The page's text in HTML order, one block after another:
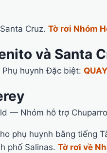
Cruz. Tờ rơi Nhóm
và Santa
huynh Đặc biệt: QUAY
— Nhóm hỗ trợ
phụ huynh bằng tiếng
phố Salinas. Tờ rơi về